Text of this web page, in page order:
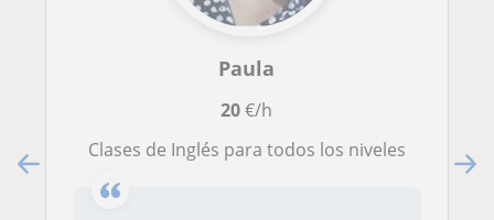
Paula
20€/h
Clases de Inglés para todos los niveles